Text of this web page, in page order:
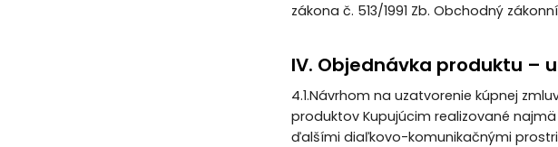
zákona č. 513/1991 Zb. Obchodný
IV. Objednávka produktu –
4.1.Návrhom na uzatvorenie kúpnej
produktov Kupujúcim realizované
ďalšími diaľkovo-komunikačnými